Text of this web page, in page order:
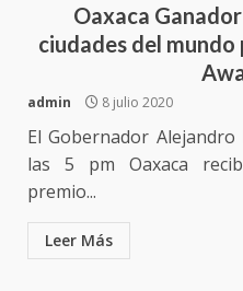
Oaxaca
ciudades del mundo
admin 8 julio 2020
El Gobernador
las 5 pm Oaxaca
premio...
Leer Más